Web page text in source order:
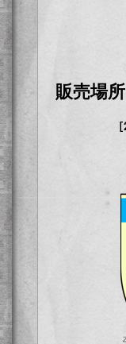
販売場所